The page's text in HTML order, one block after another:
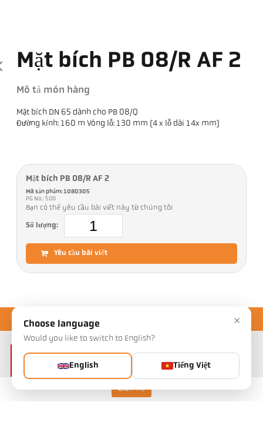
Liên hệ
Mặt bích PB 08/R AF 2
Mô tả món hàng
Mặt bích DN 65 dành cho PB 08/Q
Đường kính: 160 m Vòng lỗ: 130 mm (4 x lỗ dài 14x mm)
Mặt bích PB 08/R AF 2
Mã sản phẩm: 1080305
PG No.: 500
Bạn có thể yêu cầu bài viết này từ chúng tôi
Số lượng:
Yêu cầu bài viết
×
Choose language
Would you like to switch to English?
English Tiếng Việt